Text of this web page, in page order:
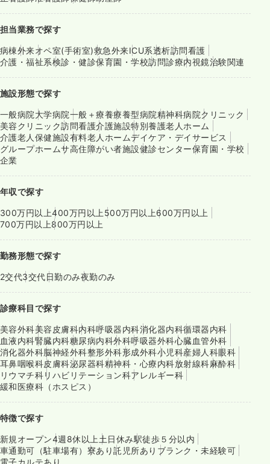
担当業務で探す
病棟外来オペ室(手術室)救急外来ICU系透析訪問看護
介護・福祉系検診・健診保育園・学校訪問診療内視鏡治験関連
施設形態で探す
一般病院大学病院一般＋療養療養型病院精神科病院クリニック
美容クリニック訪問看護介護施設特別養護老人ホーム
介護老人保健施設有料老人ホームデイケア・デイサービス
グループホームサ高住障がい者施設健診センター保育園・学校
企業
年収で探す
300万円以上400万円以上 500万円以上600万円以上
700万円以上800万円以上
勤務形態で探す
2交代3交代日勤のみ夜勤のみ
診療科目で探す
美容外科美容皮膚科内科呼吸器内科消化器内科循環器内科
血液内科腎臓内科糖尿病内科外科呼吸器外科心臓血管外科
消化器外科脳神経外科整形外科形成外科小児科産婦人科眼科
耳鼻咽喉科皮膚科泌尿器科精神科・心療内科放射線科麻酔科
リウマチ科リハビリテーション科アレルギー科
緩和医療科（ホスピス）
特徴で探す
新規オープン4週8休以上 土日休み駅徒歩５分以内
車通勤可（駐車場有） 寮あり託児所あり ブランク・未経験可